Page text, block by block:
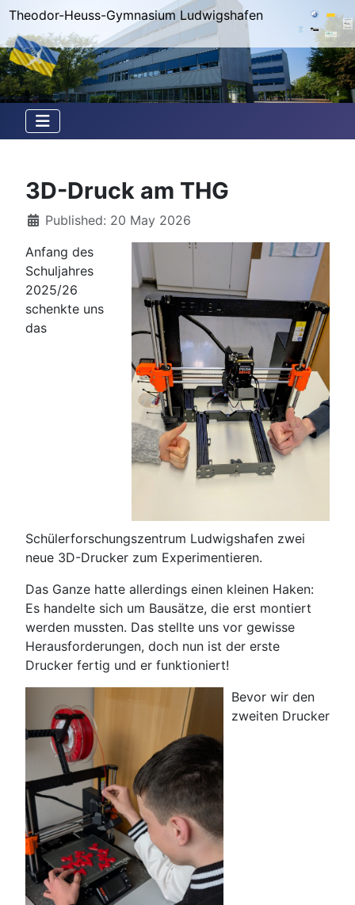
Theodor-Heuss-Gymnasium Ludwigshafen
3D-Druck am THG
DetailsPublished: 20 May 2026
Anfang des
Schuljahres
2025/26
schenkte uns
das
Schülerforschungszentrum Ludwigshafen zwei
neue 3D-Drucker zum Experimentieren.
Das Ganze hatte allerdings einen kleinen Haken:
Es handelte sich um Bausätze, die erst montiert
werden mussten. Das stellte uns vor gewisse
Herausforderungen, doch nun ist der erste
Drucker fertig und er funktioniert!
Bevor wir den
zweiten Drucker